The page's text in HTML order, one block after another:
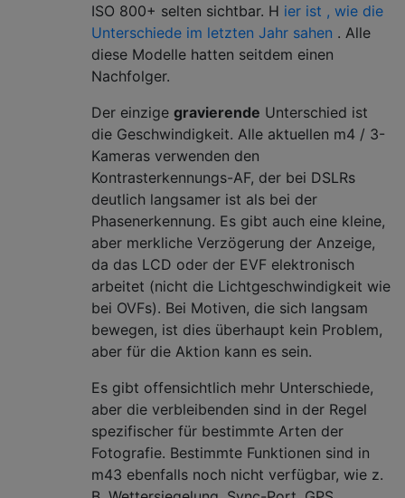
ISO 800+ selten sichtbar. H ier ist , wie die
Unterschiede im letzten Jahr sahen . Alle
diese Modelle hatten seitdem einen
Nachfolger.
Der einzige gravierende Unterschied ist
die Geschwindigkeit. Alle aktuellen m4 / 3-
Kameras verwenden den
Kontrasterkennungs-AF, der bei DSLRs
deutlich langsamer ist als bei der
Phasenerkennung. Es gibt auch eine kleine,
aber merkliche Verzögerung der Anzeige,
da das LCD oder der EVF elektronisch
arbeitet (nicht die Lichtgeschwindigkeit wie
bei OVFs). Bei Motiven, die sich langsam
bewegen, ist dies überhaupt kein Problem,
aber für die Aktion kann es sein.
Es gibt offensichtlich mehr Unterschiede,
aber die verbleibenden sind in der Regel
spezifischer für bestimmte Arten der
Fotografie. Bestimmte Funktionen sind in
m43 ebenfalls noch nicht verfügbar, wie z.